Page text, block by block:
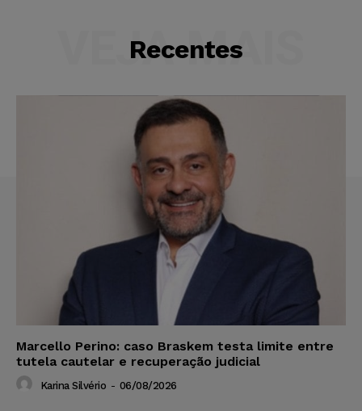
Recentes
VEJA MAIS
Marcello Perino: caso Braskem testa limite entre
tutela cautelar e recuperação judicial
Karina Silvério - 06/08/2026